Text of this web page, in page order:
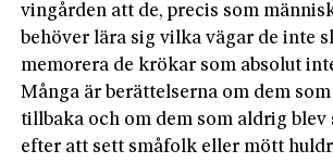
vingården att de, precis som
behöver lära sig vilka vägar de inte
memorera de krökar som absolut
Många är berättelserna om dem
tillbaka och om dem som aldrig blev
efter att sett småfolk eller mött